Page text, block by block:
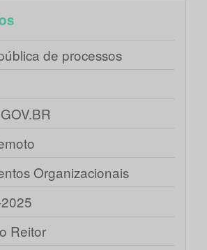
de processos
Organizacionais
Reitor